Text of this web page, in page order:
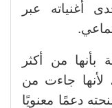
أغنياته عبر
من أكثر
لأنها جاءت من
دعمًا معنويًا